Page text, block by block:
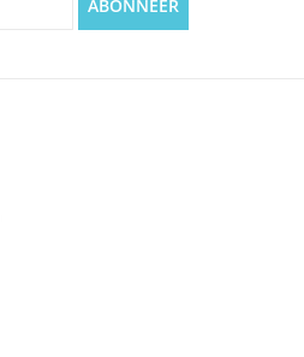
ABONNEER